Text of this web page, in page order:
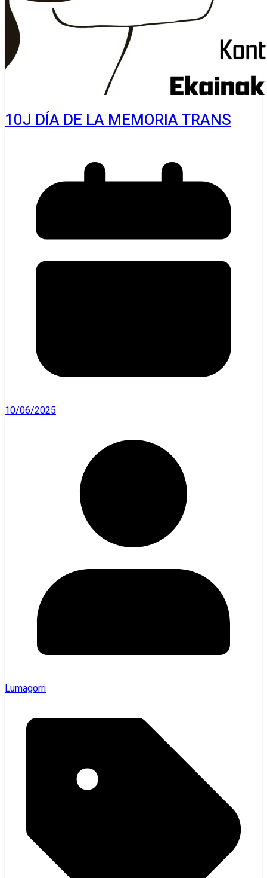
10J DÍA DE LA MEMORIA TRANS
10/06/2025
Lumagorri